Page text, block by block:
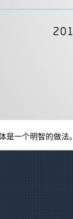
是一个明智的做法